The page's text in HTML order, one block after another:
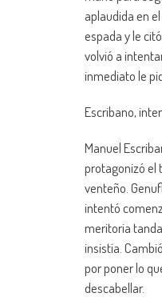
aplaudida en
espada y le
volvió a
inmediato le
Escribano,
Manuel
protagonizó el
venteño.
intentó
meritoria
insistía.
por poner lo
descabellar.